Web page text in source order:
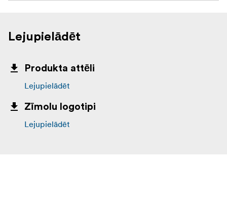
Lejupielādēt
Produkta attēli
Lejupielādēt
Zīmolu logotipi
Lejupielādēt